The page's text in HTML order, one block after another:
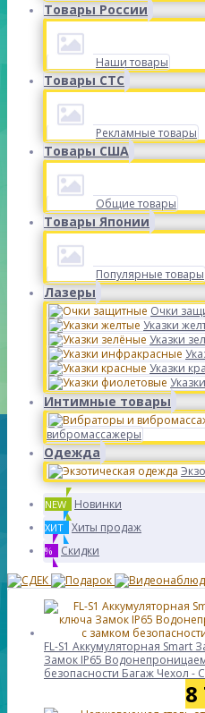
Товары России
Наши товары
Товары СТС
Рекламные товары
Товары США
Общие товары
Товары Японии
Популярные товары
Лазеры
Очки
Указки
Указки
Указки
Интимные товары
вибромассажеры
Одежда
NEW Новинки
ХИТ Хиты продаж
% Скидки
FL-S1 Аккумуляторная Smart
Замок IP65
безопасности Багаж Чехол -
8